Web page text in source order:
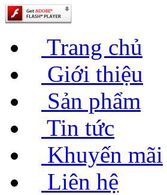
Trang chủ
Giới thiệu
Sản phẩm
Tin tức
Khuyến mãi
Liên hệ